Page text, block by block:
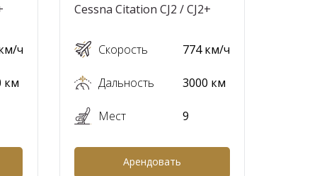
ч
км
Cessna Citation CJ2 / CJ2+
Скорость
Дальность
Мест
774 км/ч
3000 км
9
Арендовать